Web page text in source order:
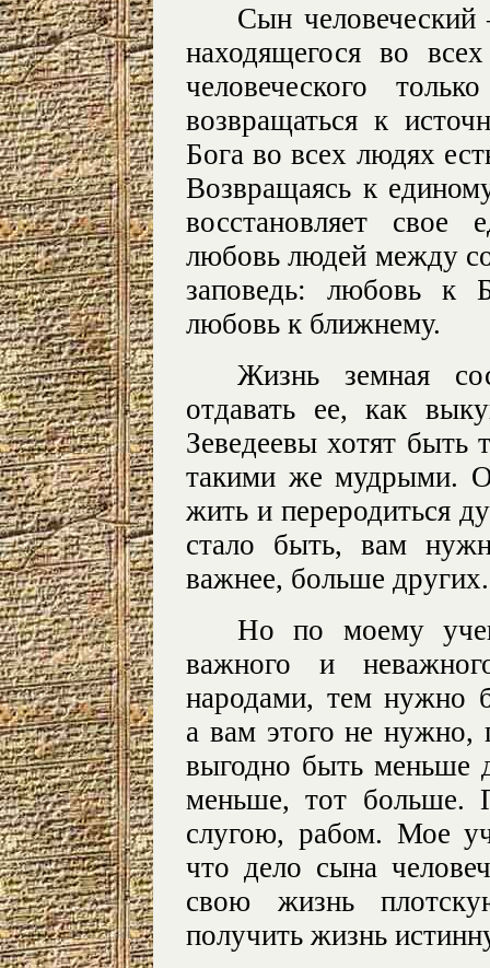
Сын
находящегося во
человеческого
возвращаться к
Бога во всех людях
Возвращаясь к
восстановляет свое
любовь людей между
заповедь: любовь к
любовь к ближнему.
Жизнь земная
отдавать ее, как
Зеведеевы хотят
такими же мудрыми.
жить и переродиться
стало быть, вам
важнее, больше других.
Но по моему
важного и
народами, тем нужно
а вам этого не
выгодно быть меньше
меньше, тот больше.
слугою, рабом. Мое
что дело сына
свою жизнь
получить жизнь